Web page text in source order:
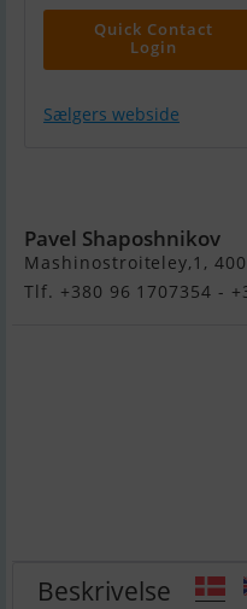
Quick Contact
Login
Sælgers webside
Pavel Shaposhnikov
Mashinostroiteley,1,
Tlf. +380 96 1707354 -
Beskrivelse